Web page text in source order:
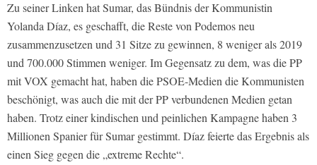
Zu seiner Linken hat Sumar, das Bündnis der Kommunistin
Yolanda Díaz, es geschafft, die Reste von Podemos neu
zusammenzusetzen und 31 Sitze zu gewinnen, 8 weniger als 2019
und 700.000 Stimmen weniger. Im Gegensatz zu dem, was die PP
mit VOX gemacht hat, haben die PSOE-Medien die Kommunisten
beschönigt, was auch die mit der PP verbundenen Medien getan
haben. Trotz einer kindischen und peinlichen Kampagne haben 3
Millionen Spanier für Sumar gestimmt. Díaz feierte das Ergebnis als
einen Sieg gegen die „extreme Rechte“.